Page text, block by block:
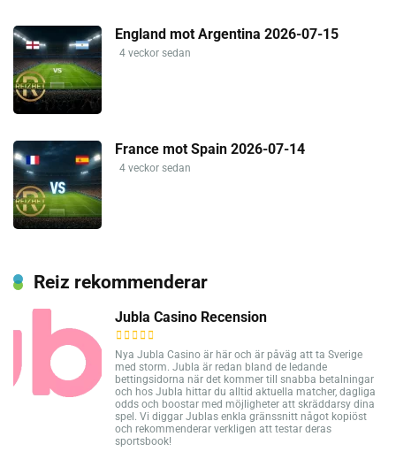
England mot Argentina 2026-07-15
4 veckor sedan
France mot Spain 2026-07-14
4 veckor sedan
Reiz rekommenderar
Jubla Casino Recension
Nya Jubla Casino är här och är påväg att ta Sverige
med storm. Jubla är redan bland de ledande
bettingsidorna när det kommer till snabba betalningar
och hos Jubla hittar du alltid aktuella matcher, dagliga
odds och boostar med möjligheter att skräddarsy dina
spel. Vi diggar Jublas enkla gränssnitt något kopiöst
och rekommenderar verkligen att testar deras
sportsbook!